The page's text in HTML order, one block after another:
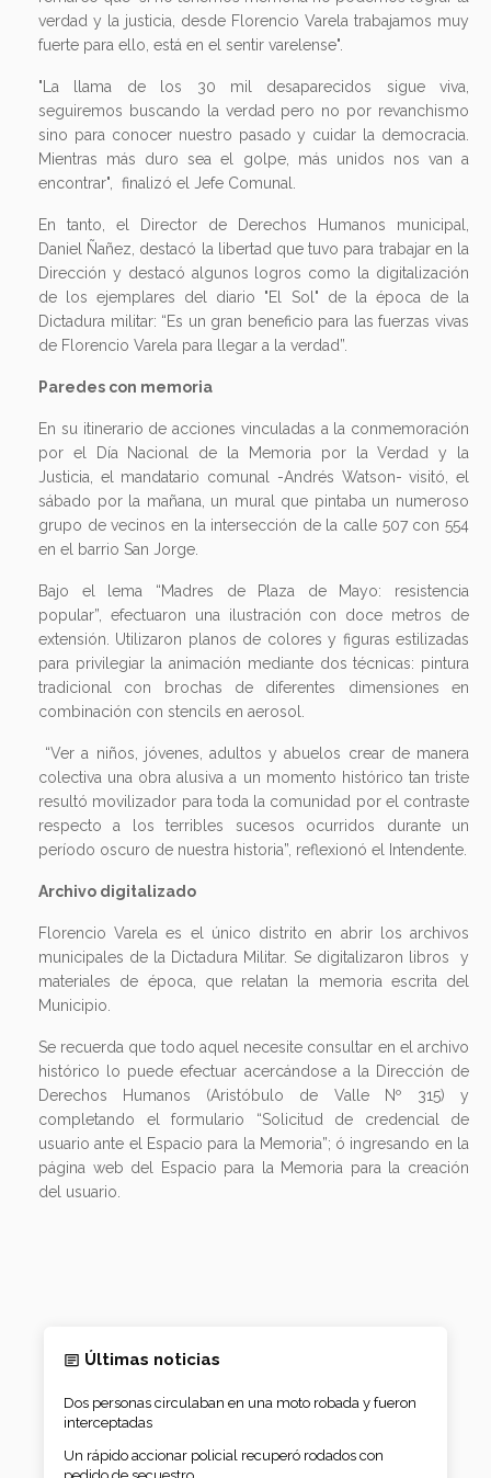
verdad y la justicia, desde Florencio Varela trabajamos muy
fuerte para ello, está en el sentir varelense".
"La llama de los 30 mil desaparecidos sigue viva,
seguiremos buscando la verdad pero no por revanchismo
sino para conocer nuestro pasado y cuidar la democracia.
Mientras más duro sea el golpe, más unidos nos van a
encontrar", finalizó el Jefe Comunal.
En tanto, el Director de Derechos Humanos municipal,
Daniel Ñañez, destacó la libertad que tuvo para trabajar en la
Dirección y destacó algunos logros como la digitalización
de los ejemplares del diario "El Sol" de la época de la
Dictadura militar: “Es un gran beneficio para las fuerzas vivas
de Florencio Varela para llegar a la verdad”.
Paredes con memoria
En su itinerario de acciones vinculadas a la conmemoración
por el Día Nacional de la Memoria por la Verdad y la
Justicia, el mandatario comunal -Andrés Watson- visitó, el
sábado por la mañana, un mural que pintaba un numeroso
grupo de vecinos en la intersección de la calle 507 con 554
en el barrio San Jorge.
Bajo el lema “Madres de Plaza de Mayo: resistencia
popular”, efectuaron una ilustración con doce metros de
extensión. Utilizaron planos de colores y figuras estilizadas
para privilegiar la animación mediante dos técnicas: pintura
tradicional con brochas de diferentes dimensiones en
combinación con stencils en aerosol.
“Ver a niños, jóvenes, adultos y abuelos crear de manera
colectiva una obra alusiva a un momento histórico tan triste
resultó movilizador para toda la comunidad por el contraste
respecto a los terribles sucesos ocurridos durante un
período oscuro de nuestra historia”, reflexionó el Intendente.
Archivo digitalizado
Florencio Varela es el único distrito en abrir los archivos
municipales de la Dictadura Militar. Se digitalizaron libros y
materiales de época, que relatan la memoria escrita del
Municipio.
Se recuerda que todo aquel necesite consultar en el archivo
histórico lo puede efectuar acercándose a la Dirección de
Derechos Humanos (Aristóbulo de Valle Nº 315) y
completando el formulario “Solicitud de credencial de
usuario ante el Espacio para la Memoria”; ó ingresando en la
página web del Espacio para la Memoria para la creación
del usuario.
Últimas noticias
Dos personas circulaban en una moto robada y fueron
interceptadas
Un rápido accionar policial recuperó rodados con